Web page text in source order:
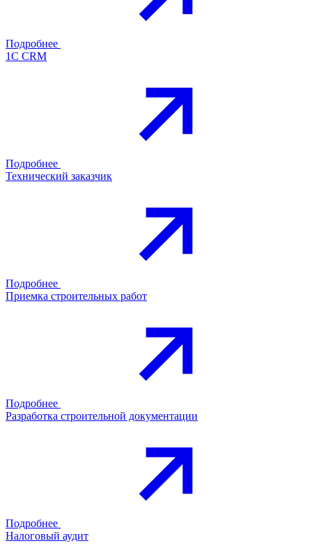
Подробнее
1С CRM
Подробнее
Технический заказчик
Подробнее
Приемка строительных работ
Подробнее
Разработка строительной документации
Подробнее
Налоговый аудит